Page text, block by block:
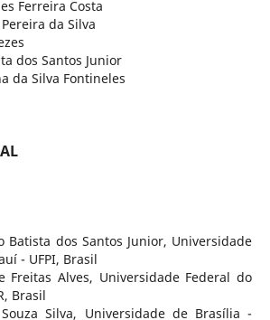
Ferreira Costa
da Silva
dos Santos Junior
da Silva Fontineles
Batista dos Santos Junior, Universidade
- UFPI, Brasil
Freitas Alves, Universidade Federal do
, Brasil
Silva, Universidade de Brasília -